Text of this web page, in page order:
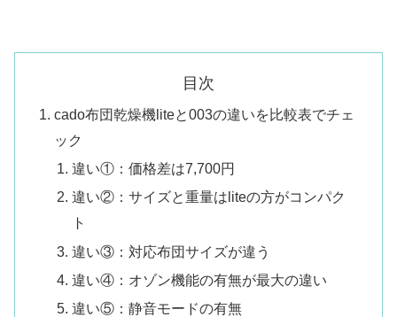
目次
cado布団乾燥機liteと003の違いを比較表でチェ
ック
違い①：価格差は7,700円
違い②：サイズと重量はliteの方がコンパク
ト
違い③：対応布団サイズが違う
違い④：オゾン機能の有無が最大の違い
違い⑤：静音モードの有無